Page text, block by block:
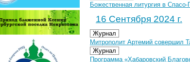
Божественная литургия в
16 Сентября 2024 г.
Журнал
Митрополит Артемий совершил
Журнал
Программа «Хабаровский